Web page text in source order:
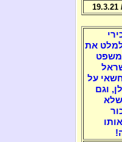
למלט את
על
וגם